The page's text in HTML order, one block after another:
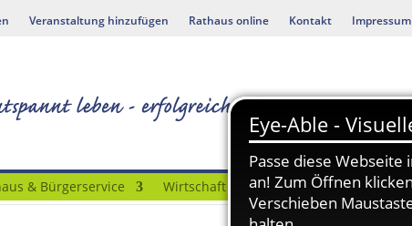
Veranstaltung hinzufügen Rathaus online Kontakt Impressum
& Bürgerservice Wirtschaft Bauen & Umwelt